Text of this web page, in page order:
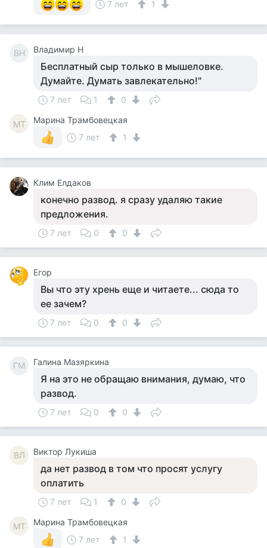
7 лет 1
ВН Владимир Н
Бесплатный сыр только в мышеловке.
Думайте. Думать завлекательно!"
7 лет 1 0
МТ
Марина Трамбовецкая
7 лет
1
Клим Елдаков
конечно развод. я сразу удаляю такие
предложения.
7 лет 0 0
Егор
Вы что эту хрень еще и читаете... сюда то
ее зачем?
7 лет 0 0
ГМ Галина Мазяркина
Я на это не обращаю внимания, думаю, что
развод.
7 лет 0 0
ВЛ Виктор Лукиша
да нет развод в том что просят услугу
оплатить
7 лет 1 0
МТ
Марина Трамбовецкая
7 лет
1